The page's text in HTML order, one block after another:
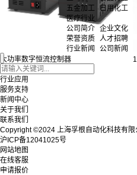
五金加工
日用化工
医疗行业
公司简介 企业文化
荣誉资质 人才招聘
行业新闻
公司新闻
大功率数字恒流控制器
产品中心
行业应用
服务支持
新闻中心
关于我们
联系我们
Copyright ©2024 上海孚根自动化科技有限
沪ICP备12041025号
网站地图
在线客服
申请报价